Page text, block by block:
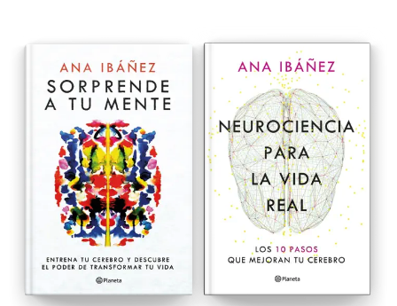
Tú controlas tu cerebro: entrénalo y descubrirás que las
posibilidades son infinitas.